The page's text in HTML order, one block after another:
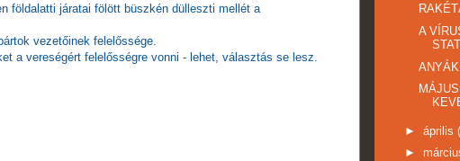
földalatti járatai fölött büszkén dülleszti mellét a
vezetőinek felelőssége.
a vereségért felelősségre vonni - lehet, választás se lesz.
A
► április
►